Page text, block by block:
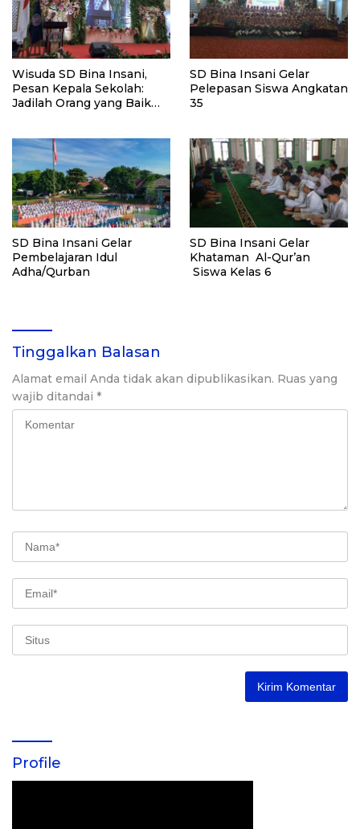
Wisuda SD Bina Insani,
Pesan Kepala Sekolah:
Jadilah Orang yang Baik
SD Bina Insani Gelar
Pelepasan Siswa Angkatan
35
SD Bina Insani Gelar
Pembelajaran Idul
Adha/Qurban
SD Bina Insani Gelar
Khataman Al-Qur’an
Siswa Kelas 6
Tinggalkan Balasan
Alamat email Anda tidak akan dipublikasikan. Ruas yang
wajib ditandai *
Profile